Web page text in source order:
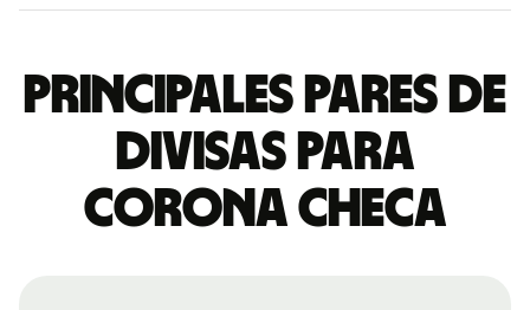
Principales pares de
divisas para
corona checa